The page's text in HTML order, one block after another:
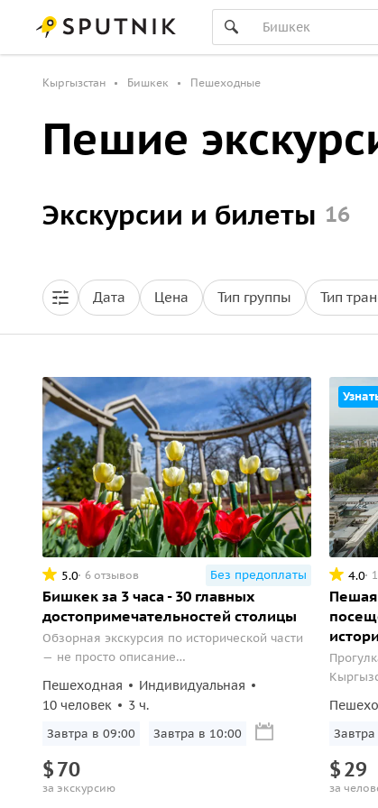
Кыргызстан Бишкек Пешеходные
Пешие
Экскурсии и билеты 16
Дата Цена Тип группы Тип
5.0 6 отзывов Без предоплаты
Бишкек за 3 часа - 30 главных
достопримечательностей столицы
Обзорная экскурсия по исторической части
— не просто описание
захватывающая история, после которой вы
точно вернетесь в Киргизию.
Пешеходная
Индивидуальная
10 человек
3 ч.
Завтра в 09:00 Завтра в 10:00
$70
за экскурсию
4.0
Пешая
$29
за